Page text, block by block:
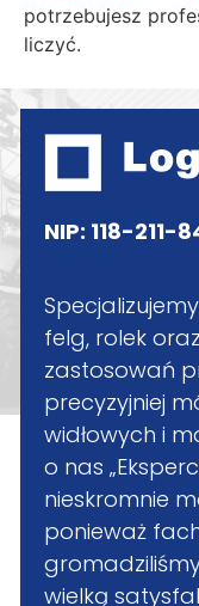
potrzebujesz
liczyć.
NIP: 118-211-
felg, rolek
zastosowań
precyzyjniej
widłowych i
o nas
nieskromnie
ponieważ
wielką